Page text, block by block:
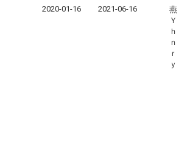
2020-01-16 2021-06-16
燕山
Ｙａ
ｈａ
ｎｉ
ｒｓ
ｙ